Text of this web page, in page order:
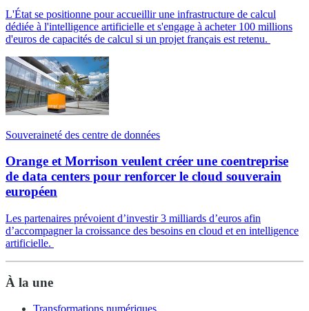
L'État se positionne pour accueillir une infrastructure de calcul
dédiée à l'intelligence artificielle et s'engage à acheter 100 millions
d'euros de capacités de calcul si un projet français est retenu.
Souveraineté des centre de données
Orange et Morrison veulent créer une coentreprise
de data centers pour renforcer le cloud souverain
européen
Les partenaires prévoient d’investir 3 milliards d’euros afin
d’accompagner la croissance des besoins en cloud et en intelligence
artificielle.
À la une